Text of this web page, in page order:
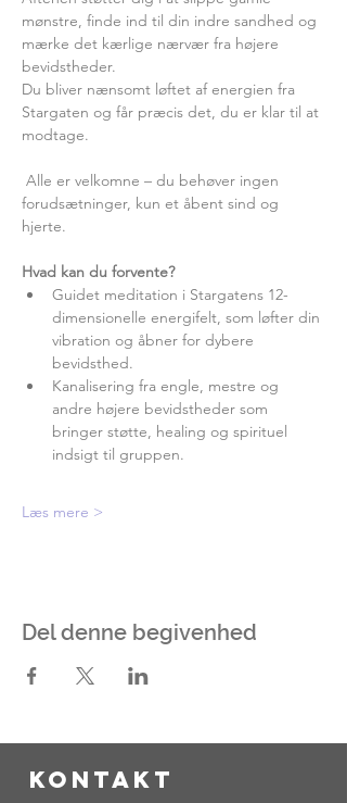
mønstre, finde ind til din indre sandhed og
mærke det kærlige nærvær fra højere
bevidstheder.
Du bliver nænsomt løftet af energien fra
Stargaten og får præcis det, du er klar til at
modtage.
forudsætninger, kun et åbent sind og
hjerte.
Hvad kan du forvente?
Guidet meditation i Stargatens 12-
dimensionelle energifelt, som løfter din
vibration og åbner for dybere
bevidsthed.
Kanalisering fra engle, mestre og
andre højere bevidstheder som
bringer støtte, healing og spirituel
indsigt til gruppen.
Læs mere >
Del denne begivenhed
KONTAKT